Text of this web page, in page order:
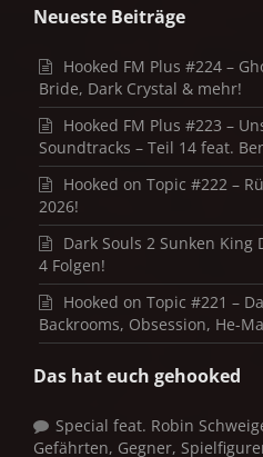
Neueste Beiträge
Hooked FM Plus #224 –
Bride, Dark Crystal & mehr!
Hooked FM Plus #223 –
Soundtracks – Teil 14 feat.
Hooked on Topic #222 –
2026!
Dark Souls 2 Sunken King
4 Folgen!
Hooked on Topic #221 –
Backrooms, Obsession, He-
Das hat euch gehooked
Special feat. Robin
Gefährten, Gegner,